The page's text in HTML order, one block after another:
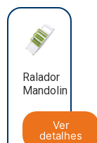
Ralador
Mandolin
Ver
detalhes